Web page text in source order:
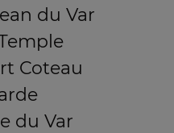
du Var
Coteau
du Var